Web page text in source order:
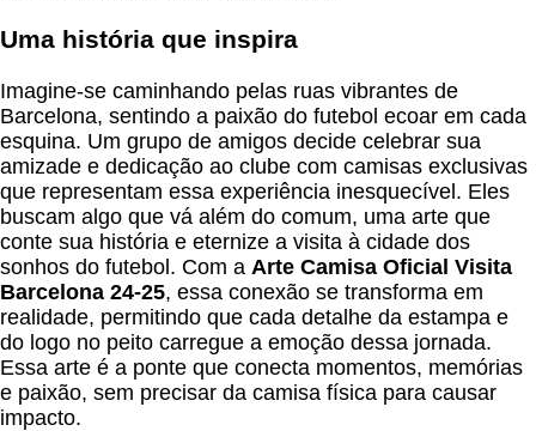
Uma história que inspira
Imagine-se caminhando pelas ruas vibrantes de
Barcelona, sentindo a paixão do futebol ecoar em cada
esquina. Um grupo de amigos decide celebrar sua
amizade e dedicação ao clube com camisas exclusivas
que representam essa experiência inesquecível. Eles
buscam algo que vá além do comum, uma arte que
conte sua história e eternize a visita à cidade dos
sonhos do futebol. Com a Arte Camisa Oficial Visita
Barcelona 24-25, essa conexão se transforma em
realidade, permitindo que cada detalhe da estampa e
do logo no peito carregue a emoção dessa jornada.
Essa arte é a ponte que conecta momentos, memórias
e paixão, sem precisar da camisa física para causar
impacto.